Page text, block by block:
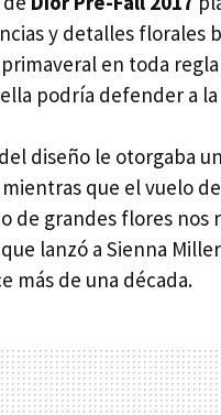
y detalles florales
en toda
podría defender a
del diseño le otorgaba
que el vuelo
de grandes flores nos
que lanzó a Sienna
más de una década.